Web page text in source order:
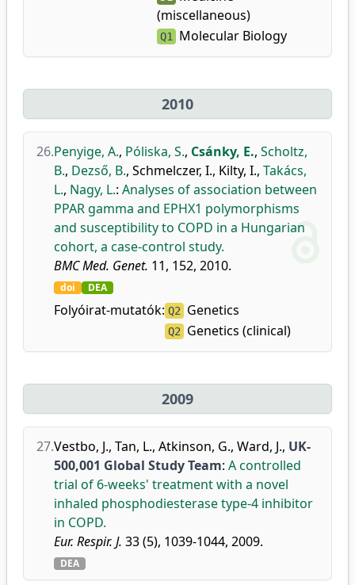
(miscellaneous)
Q1 Molecular Biology
2010
26.Penyige, A., Póliska, S., Csánky, E., Scholtz,
B., Dezső, B., Schmelczer, I., Kilty, I., Takács,
L., Nagy, L.: Analyses of association between
PPAR gamma and EPHX1 polymorphisms
and susceptibility to COPD in a Hungarian
cohort, a case-control study.
BMC Med. Genet. 11, 152, 2010.
doi DEA
Folyóirat-mutatók: Q2 Genetics
Q2 Genetics (clinical)
2009
27.Vestbo, J., Tan, L., Atkinson, G., Ward, J., UK-
500,001 Global Study Team: A controlled
trial of 6-weeks' treatment with a novel
inhaled phosphodiesterase type-4 inhibitor
in COPD.
Eur. Respir. J. 33 (5), 1039-1044, 2009.
DEA